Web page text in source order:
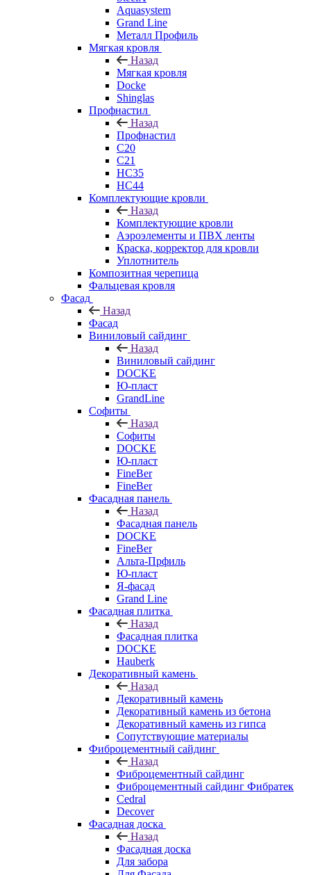
Aquasystem
Grand Line
Металл Профиль
Мягкая кровля
Назад
Мягкая кровля
Docke
Shinglas
Профнастил
Назад
Профнастил
C20
C21
НС35
НС44
Комплектующие кровли
Назад
Комплектующие кровли
Аэроэлементы и ПВХ ленты
Краска, корректор для кровли
Уплотнитель
Композитная черепица
Фальцевая кровля
Фасад
Назад
Фасад
Виниловый сайдинг
Назад
Виниловый сайдинг
DOCKE
Ю-пласт
GrandLine
Софиты
Назад
Софиты
DOCKE
Ю-пласт
FineBer
FineBer
Фасадная панель
Назад
Фасадная панель
DOCKE
FineBer
Альта-Прфиль
Ю-пласт
Я-фасад
Grand Line
Фасадная плитка
Назад
Фасадная плитка
DOCKE
Hauberk
Декоративный камень
Назад
Декоративный камень
Декоративный камень из бетона
Декоративный камень из гипса
Сопутствующие материалы
Фиброцементный сайдинг
Назад
Фиброцементный сайдинг
Фиброцементный сайдинг Фибратек
Cedral
Decover
Фасадная доска
Назад
Фасадная доска
Для забора